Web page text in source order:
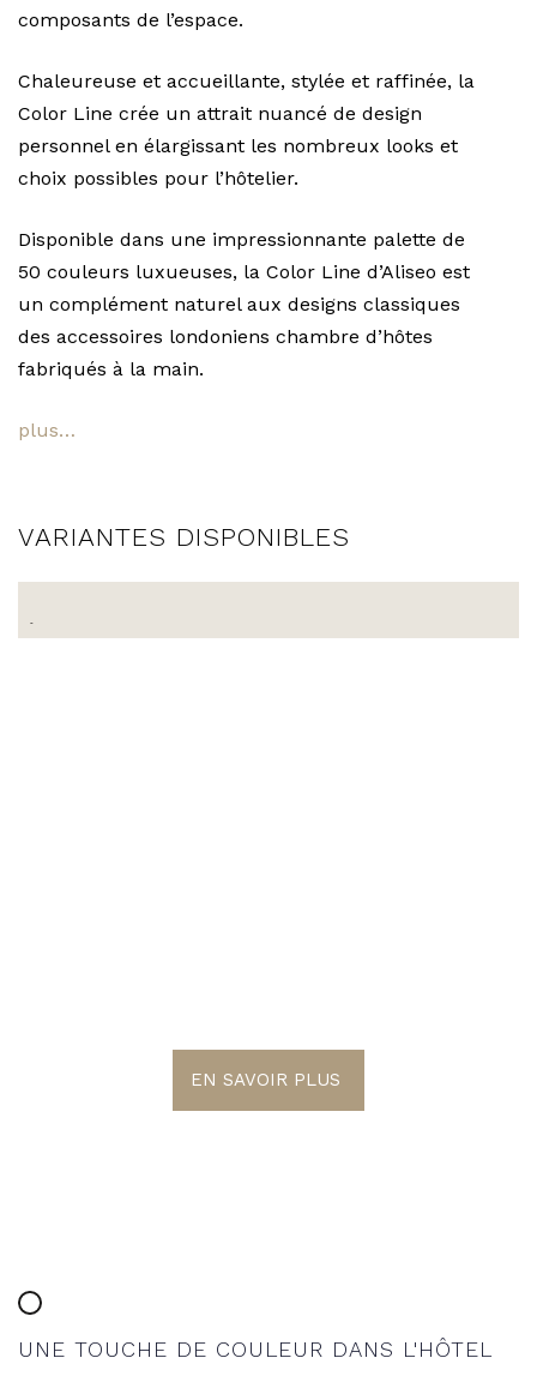
composants de l’espace.
Chaleureuse et accueillante, stylée et raffinée, la
Color Line crée un attrait nuancé de design
personnel en élargissant les nombreux looks et
choix possibles pour l’hôtelier.
Disponible dans une impressionnante palette de
50 couleurs luxueuses, la Color Line d’Aliseo est
un complément naturel aux designs classiques
des accessoires londoniens chambre d’hôtes
fabriqués à la main.
plus…
VARIANTES DISPONIBLES
-
EN SAVOIR PLUS
UNE TOUCHE DE COULEUR DANS L'HÔTEL